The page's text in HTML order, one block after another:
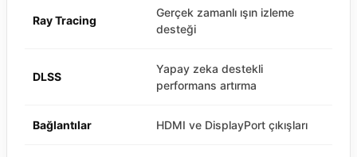
Ray Tracing
Gerçek zamanlı ışın izleme
desteği
DLSS
Yapay zeka destekli
performans artırma
Bağlantılar HDMI ve DisplayPort çıkışları